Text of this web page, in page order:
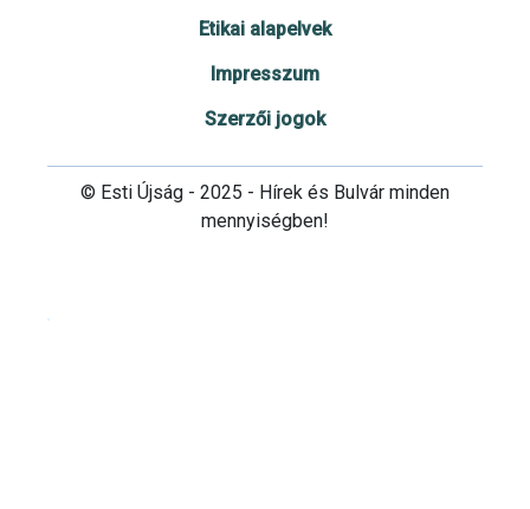
Etikai alapelvek
Impresszum
Szerzői jogok
© Esti Újság - 2025 - Hírek és Bulvár minden
mennyiségben!